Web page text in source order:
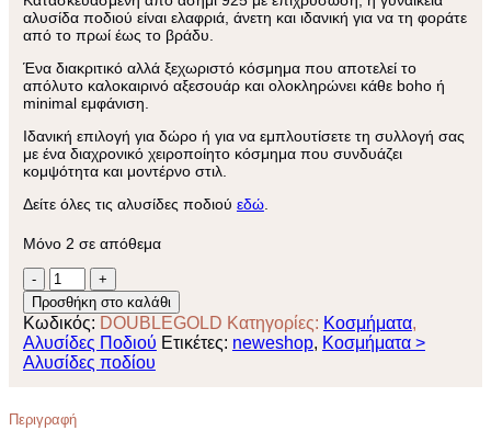
αλυσίδα ποδιού είναι ελαφριά, άνετη και ιδανική για να τη φοράτε
από το πρωί έως το βράδυ.
Ένα διακριτικό αλλά ξεχωριστό κόσμημα που αποτελεί το
απόλυτο καλοκαιρινό αξεσουάρ και ολοκληρώνει κάθε boho ή
minimal εμφάνιση.
Ιδανική επιλογή για δώρο ή για να εμπλουτίσετε τη συλλογή σας
με ένα διαχρονικό χειροποίητο κόσμημα που συνδυάζει
κομψότητα και μοντέρνο στιλ.
Δείτε όλες τις αλυσίδες ποδιού εδώ.
Μόνο 2 σε απόθεμα
Αλυσίδα
ποδιού
επιχρυσωμένη
Double
ποσότητα
Προσθήκη στο καλάθι
Κωδικός: DOUBLEGOLD Κατηγορίες: Κοσμήματα,
Αλυσίδες Ποδιού Ετικέτες: neweshop, Κοσμήματα >
Αλυσίδες ποδίου
Περιγραφή